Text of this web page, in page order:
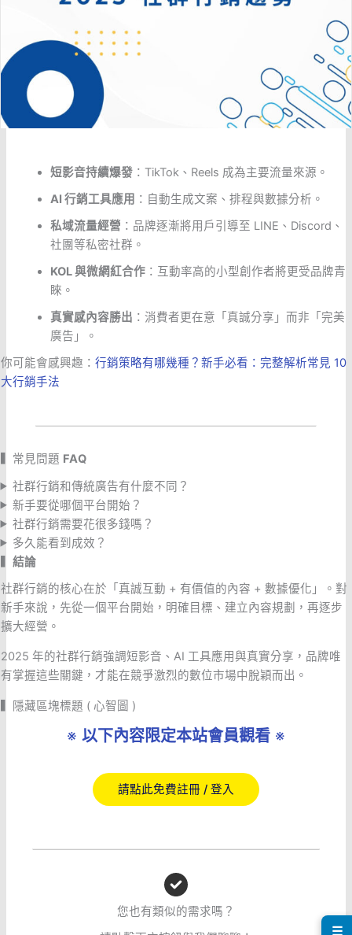
短影音持續爆發 ：TikTok、Reels 成為主要流量來源。
AI 行銷工具應用 ：自動生成文案、排程與數據分析。
私域流量經營 ：品牌逐漸將用戶引導至 LINE、Discord、
社團等私密社群。
KOL 與微網紅合作 ：互動率高的小型創作者將更受品牌青
睞。
真實感內容勝出 ：消費者更在意「真誠分享」而非「完美
廣告」。
你可能會感興趣： 行銷策略有哪幾種？新手必看：完整解析常見 10
大行銷手法
▍常見問題 FAQ
社群行銷和傳統廣告有什麼不同？
新手要從哪個平台開始？
社群行銷需要花很多錢嗎？
多久能看到成效？
結論
社群行銷的核心在於「真誠互動 + 有價值的內容 + 數據優化」。對
新手來說，先從一個平台開始，明確目標、建立內容規劃，再逐步
擴大經營。
2025 年的社群行銷強調短影音、AI 工具應用與真實分享，品牌唯
有掌握這些關鍵，才能在競爭激烈的數位市場中脫穎而出。
▍隱藏區塊標題 ( 心智圖 )
※ 以下內容限定本站會員觀看 ※
請點此免費註冊 / 登入
您也有類似的需求嗎？
☰